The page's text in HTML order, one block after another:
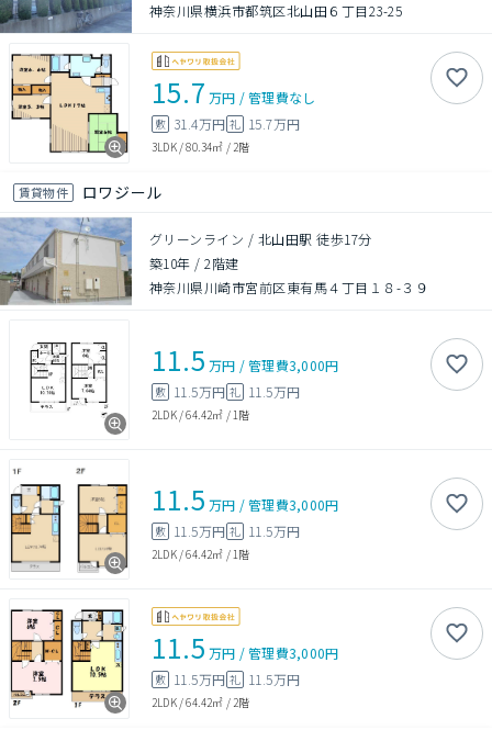
神奈川県横浜市都筑区北山田６丁目23-25
15.7 万円 /管理費なし
敷 31.4万円 礼 15.7万円
3LDK/80.34㎡ /2階
賃貸物件 ロワジール
グリーンライン / 北山田駅 徒歩17分
築10年 /2階建
神奈川県川崎市宮前区東有馬４丁目１８-３９
11.5 万円 /管理費3,000円
敷 11.5万円 礼 11.5万円
2LDK/64.42㎡ / 1階
11.5 万円 /管理費3,000円
敷 11.5万円 礼 11.5万円
2LDK/64.42㎡ / 1階
11.5 万円 /管理費3,000円
敷 11.5万円 礼 11.5万円
2LDK/64.42㎡ /2階